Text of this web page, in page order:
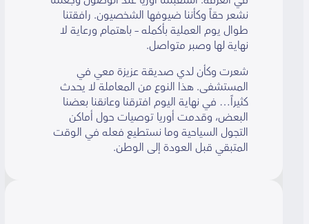
نشعر حقاً وكأننا ضيوفها الشخصيون. رافقتنا
طوال يوم العملية بأكمله – باهتمام ورعاية لا
نهاية لها وصبر متواصل.
شعرت وكأن لدي صديقة عزيزة معي في
المستشفى. هذا النوع من المعاملة لا يحدث
كثيراً… في نهاية اليوم افترقنا وعانقنا بعضنا
البعض، وقدمت أوريا توصيات حول أماكن
التجول السياحية وما نستطيع فعله في الوقت
المتبقي قبل العودة إلى الوطن.